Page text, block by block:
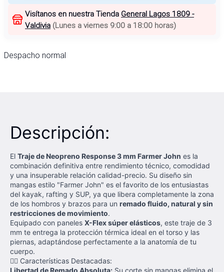
Visítanos en nuestra Tienda General Lagos 1809 -
Valdivia (Lunes a viernes 9:00 a 18:00 horas)
Despacho normal
Descripción:
El Traje de Neopreno Response 3 mm Farmer John es la
combinación definitiva entre rendimiento técnico, comodidad
y una insuperable relación calidad-precio. Su diseño sin
mangas estilo "Farmer John" es el favorito de los entusiastas
del kayak, rafting y SUP, ya que libera completamente la zona
de los hombros y brazos para un remado fluido, natural y sin
restricciones de movimiento.
Equipado con paneles X-Flex súper elásticos, este traje de 3
mm te entrega la protección térmica ideal en el torso y las
piernas, adaptándose perfectamente a la anatomía de tu
cuerpo.
🚣‍♂️ Características Destacadas:
Libertad de Remado Absoluta: Su corte sin mangas elimina el